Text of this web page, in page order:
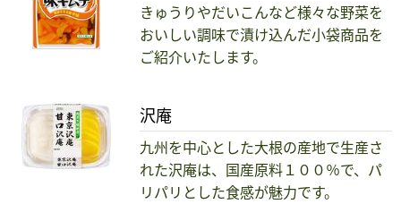
きゅうりやだいこんなど様々な野菜を
おいしい調味で漬け込んだ小袋商品を
ご紹介いたします。
沢庵
九州を中心とした大根の産地で生産さ
れた沢庵は、国産原料１００％で、パ
リパリとした食感が魅力です。